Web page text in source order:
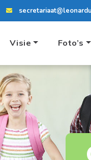
Visie Foto’s